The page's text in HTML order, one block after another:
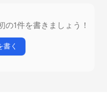
の1件を書きましょう！
書く